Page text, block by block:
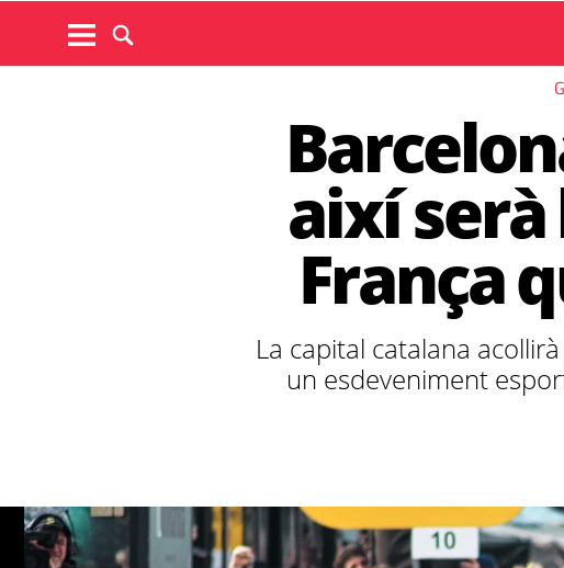
així serà
França
La capital catalana
un esdeveniment